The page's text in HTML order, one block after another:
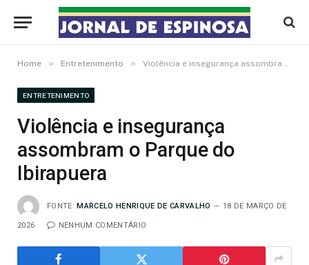
Home » Entretenimento » Violência e insegurança assombram o Parque do Ibirapuera
ENTRETENIMENTO
Violência e insegurança
assombram o Parque do
Ibirapuera
FONTE: MARCELO HENRIQUE DE CARVALHO 18 DE MARÇO DE
2026 NENHUM COMENTÁRIO